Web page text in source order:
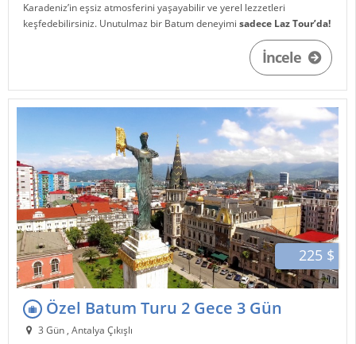
Karadeniz’in eşsiz atmosferini yaşayabilir ve yerel lezzetleri
keşfedebilirsiniz. Unutulmaz bir Batum deneyimisadece Laz Tour’da!
İncele
225 $
Özel Batum Turu 2 Gece 3 Gün
3 Gün , Antalya Çıkışlı